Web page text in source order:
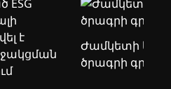
Ժամկետի
ծրագրի